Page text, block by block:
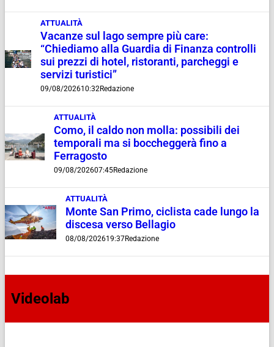
ATTUALITÀ
Vacanze sul lago sempre più care:
“Chiediamo alla Guardia di Finanza controlli
sui prezzi di hotel, ristoranti, parcheggi e
servizi turistici”
09/08/202610:32Redazione
ATTUALITÀ
Como, il caldo non molla: possibili dei
temporali ma si boccheggerà fino a
Ferragosto
09/08/202607:45Redazione
ATTUALITÀ
Monte San Primo, ciclista cade lungo la
discesa verso Bellagio
08/08/202619:37Redazione
Videolab